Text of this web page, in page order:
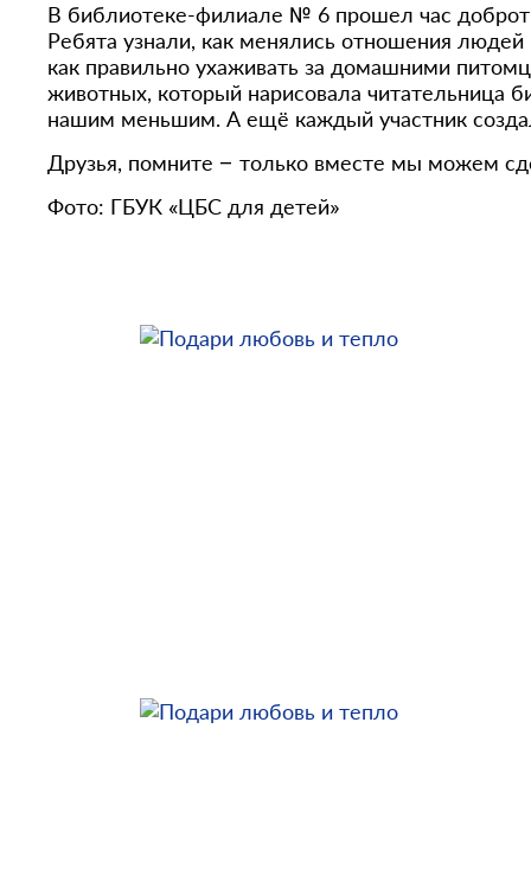
В библиотеке-филиале № 6 прошел час
Ребята узнали, как менялись отношения людей
как правильно ухаживать за домашними
животных, который нарисовала читательница
нашим меньшим. А ещё каждый участник
Друзья, помните – только вместе мы можем
Фото: ГБУК «ЦБС для детей»